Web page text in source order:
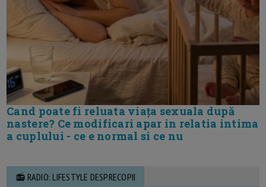
Cand poate fi reluata viața sexuala după
nastere? Ce modificari apar in relatia intima
a cuplului - ce e normal si ce nu
📻 RADIO: LIFESTYLE DESPRECOPII